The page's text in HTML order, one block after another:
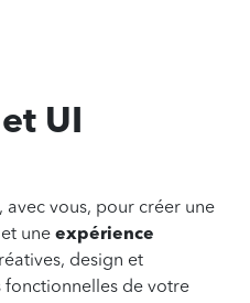
UI
avec vous, pour créer une
et une expérience
design et
de votre